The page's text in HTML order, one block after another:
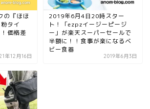
の『ほほ
タイ
価格差
年12月16日
2019年6月4日20時スター
ト！「ezpzイージーピージ
ー」が楽天スーパーセールで
半額に！！食事が楽になるベ
ビー食器
2019年6月3日